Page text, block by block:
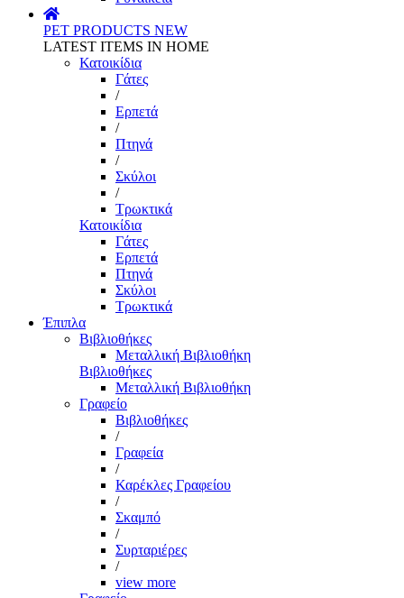
PET PRODUCTS NEW
LATEST ITEMS IN HOME
Κατοικίδια
Γάτες
/
Ερπετά
/
Πτηνά
/
Σκύλοι
/
Τρωκτικά
Κατοικίδια
Γάτες
Ερπετά
Πτηνά
Σκύλοι
Τρωκτικά
Έπιπλα
Βιβλιοθήκες
Μεταλλική Βιβλιοθήκη
Βιβλιοθήκες
Μεταλλική Βιβλιοθήκη
Γραφείο
Βιβλιοθήκες
/
Γραφεία
/
Καρέκλες Γραφείου
/
Σκαμπό
/
Συρταριέρες
/
view more